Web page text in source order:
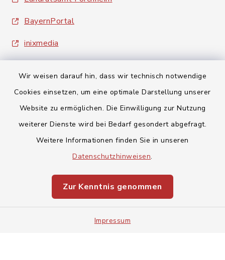
Wir weisen darauf hin, dass wir technisch notwendige
Cookies einsetzen, um eine optimale Darstellung unserer
Website zu ermöglichen. Die Einwilligung zur Nutzung
weiterer Dienste wird bei Bedarf gesondert abgefragt.
Weitere Informationen finden Sie in unseren
Datenschutzhinweisen.
Zur Kenntnis genommen
Impressum
BayernPortal
inixmedia
Barrierefreiheit
Impressum
Sitemap